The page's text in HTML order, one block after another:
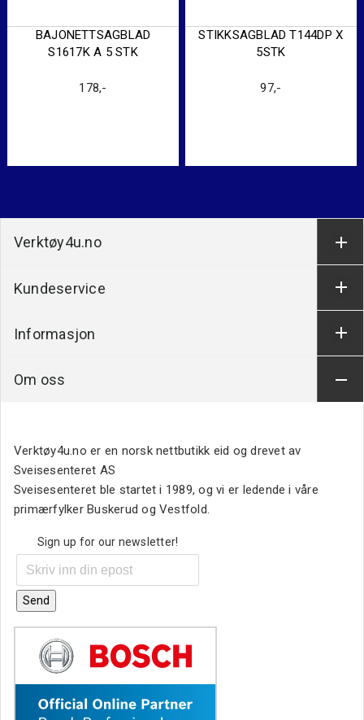
BAJONETTSAGBLAD
S1617K A 5 STK
178,-
STIKKSAGBLAD T144DP X
5STK
97,-
Verktøy4u.no
Kundeservice
Informasjon
Om oss
Verktøy4u.no er en norsk nettbutikk eid og drevet av
Sveisesenteret AS
Sveisesenteret ble startet i 1989, og vi er ledende i våre
primærfylker Buskerud og Vestfold.
Sign up for our newsletter!
Send